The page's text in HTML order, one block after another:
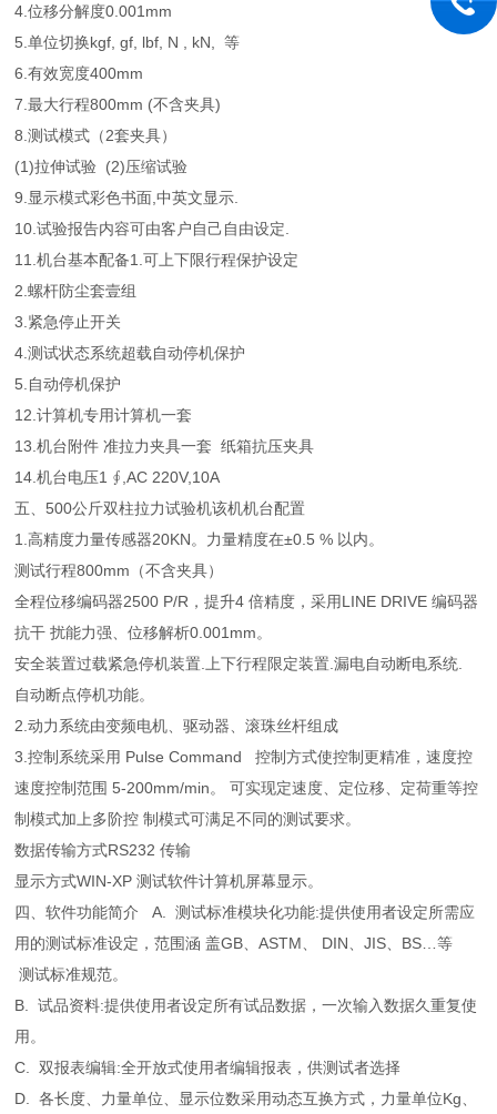
4.位移分解度0.001mm
5.单位切换kgf, gf, lbf, N , kN, 等
6.有效宽度400mm
7.最大行程800mm (不含夹具)
8.测试模式 （2套夹具）
(1)拉伸试验 (2)压缩试验
9.显示模式彩色书面,中英文显示.
10.试验报告内容可由客户自己自由设定.
11.机台基本配备1.可上下限行程保护设定
2.螺杆防尘套壹组
3.紧急停止开关
4.测试状态系统超载自动停机保护
5.自动停机保护
12.计算机专用计算机一套
13.机台附件 准拉力夹具一套 纸箱抗压夹具
14.机台电压1 ∮,AC 220V,10A
五、500公斤双柱拉力试验机该机机台配置
1.高精度力量传感器20KN。力量精度在±0.5 % 以内。
测试行程800mm（不含夹具）
全程位移编码器2500 P/R，提升4 倍精度，采用LINE DRIVE 编码器
抗干 扰能力强、位移解析0.001mm。
安全装置过载紧急停机装置.上下行程限定装置.漏电自动断电系统.
自动断点停机功能。
2.动力系统由变频电机、驱动器、滚珠丝杆组成
3.控制系统采用 Pulse Command 控制方式使控制更精准，速度控
速度控制范围 5-200mm/min。 可实现定速度、定位移、定荷重等控
制模式加上多阶控 制模式可满足不同的测试要求。
数据传输方式RS232 传输
显示方式WIN-XP 测试软件计算机屏幕显示。
四、软件功能简介 A. 测试标准模块化功能:提供使用者设定所需应
用的测试标准设定，范围涵 盖GB、ASTM、 DIN、JIS、BS…等
测试标准规范。
B. 试品资料:提供使用者设定所有试品数据，一次输入数据久重复使
用。
C. 双报表编辑:全开放式使用者编辑报表，供测试者选择
D. 各长度、力量单位、显示位数采用动态互换方式，力量单位Kg、